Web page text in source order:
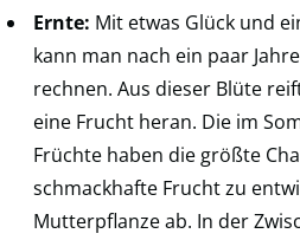
Ernte: Mit etwas Glück und
kann man nach ein paar
rechnen. Aus dieser Blüte
eine Frucht heran. Die im
Früchte haben die größte
schmackhafte Frucht zu
Mutterpflanze ab. In der